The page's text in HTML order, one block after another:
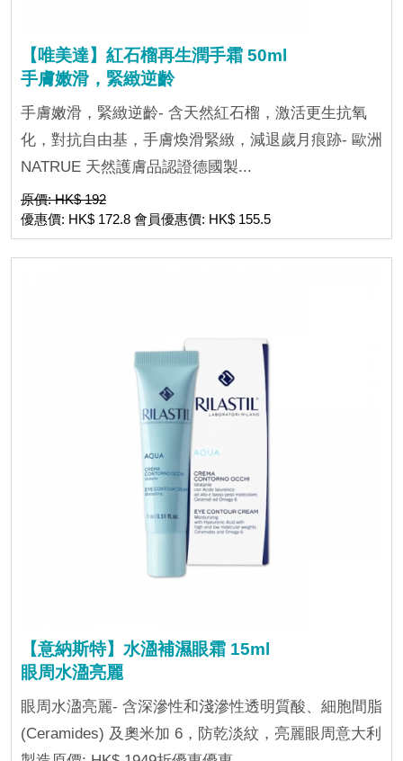
【唯美達】紅石榴再生潤手霜 50ml
手膚嫩滑，緊緻逆齡
手膚嫩滑，緊緻逆齡- 含天然紅石榴，激活更生抗氧
化，對抗自由基，手膚煥滑緊緻，減退歲月痕跡- 歐洲
NATRUE 天然護膚品認證德國製...
原價: HK$ 192
優惠價: HK$ 172.8 會員優惠價: HK$ 155.5
【意納斯特】水溋補濕眼霜 15ml
眼周水溋亮麗
眼周水溋亮麗- 含深滲性和淺滲性透明質酸、細胞間脂
(Ceramides) 及奧米加 6，防乾淡紋，亮麗眼周意大利